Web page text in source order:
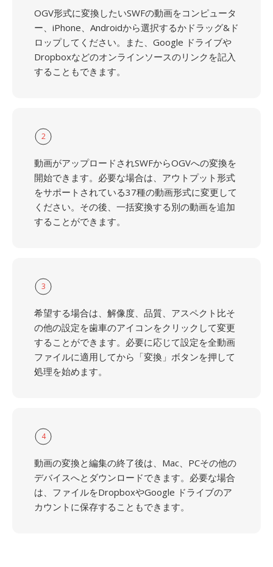
OGV形式に変換したいSWFの動画をコンピュータ
ー、iPhone、Androidから選択するかドラッグ&ド
ロップしてください。また、Google ドライブや
Dropboxなどのオンラインソースのリンクを記入
することもできます。
2
動画がアップロードされSWFからOGVへの変換を
開始できます。必要な場合は、アウトプット形式
をサポートされている37種の動画形式に変更して
ください。その後、一括変換する別の動画を追加
することができます。
3
希望する場合は、解像度、品質、アスペクト比そ
の他の設定を歯車のアイコンをクリックして変更
することができます。必要に応じて設定を全動画
ファイルに適用してから「変換」ボタンを押して
処理を始めます。
4
動画の変換と編集の終了後は、Mac、PCその他の
デバイスへとダウンロードできます。必要な場合
は、ファイルをDropboxやGoogle ドライブのア
カウントに保存することもできます。